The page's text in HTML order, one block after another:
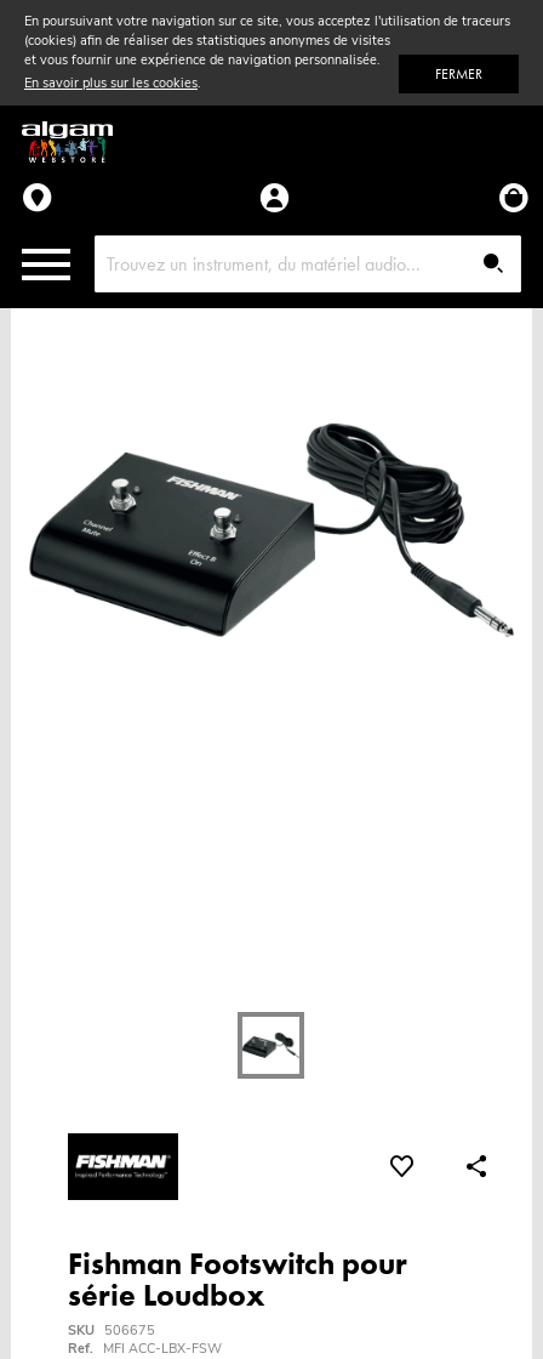
En poursuivant votre navigation sur ce site, vous acceptez l'utilisation de traceurs
(cookies) afin de réaliser des statistiques anonymes de visites
et vous fournir une expérience de navigation personnalisée.
En savoir plus sur les cookies. FERMER
Vent& Violon
Accessoires
Pièces détachées
Fishman Footswitch pour
série Loudbox
SKU
506675
Ref.
MFI ACC-LBX-FSW